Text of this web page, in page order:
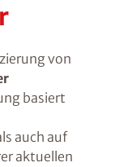
von
basiert
auch auf
aktuellen